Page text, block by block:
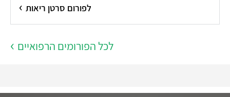
לפורום סרטן ריאות
לכל הפורומים הרפואיים